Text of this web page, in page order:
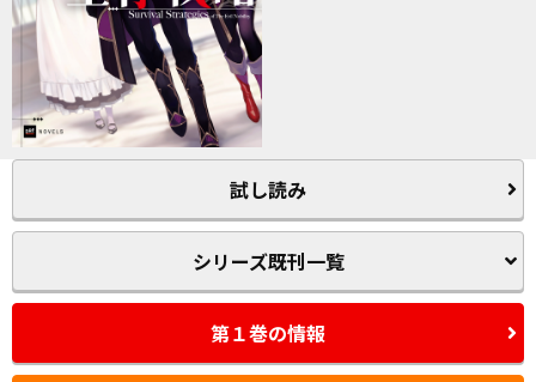
試し読み
シリーズ既刊一覧
第１巻の情報